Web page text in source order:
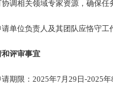
协调相关领域专家资源，确保任
请单位负责人及其团队应恪守
评审事宜
请期限：2025年7月29日-2025年